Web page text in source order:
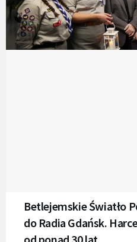
Betlejemskie Światło
do Radia Gdańsk.